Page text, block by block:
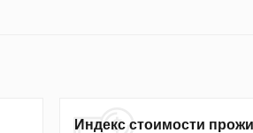
Индекс стоимости